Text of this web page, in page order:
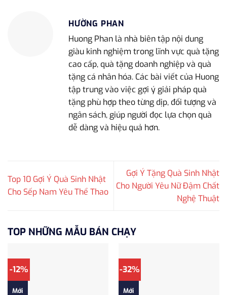
HƯỜNG PHAN
Huong Phan là nhà biên tập nội dung
giàu kinh nghiệm trong lĩnh vực quà tặng
cao cấp, quà tặng doanh nghiệp và quà
tặng cá nhân hóa. Các bài viết của Huong
tập trung vào việc gợi ý giải pháp quà
tặng phù hợp theo từng dịp, đối tượng và
ngân sách, giúp người đọc lựa chọn quà
dễ dàng và hiệu quả hơn.
Top 10 Gợi Ý Quà Sinh Nhật
Cho Sếp Nam Yêu Thể Thao
Gợi Ý Tặng Quà Sinh Nhật
Cho Người Yêu Nữ Đậm Chất
Nghệ Thuật
TOP NHỮNG MẪU BÁN CHẠY
-12%
Mới
-32%
Mới